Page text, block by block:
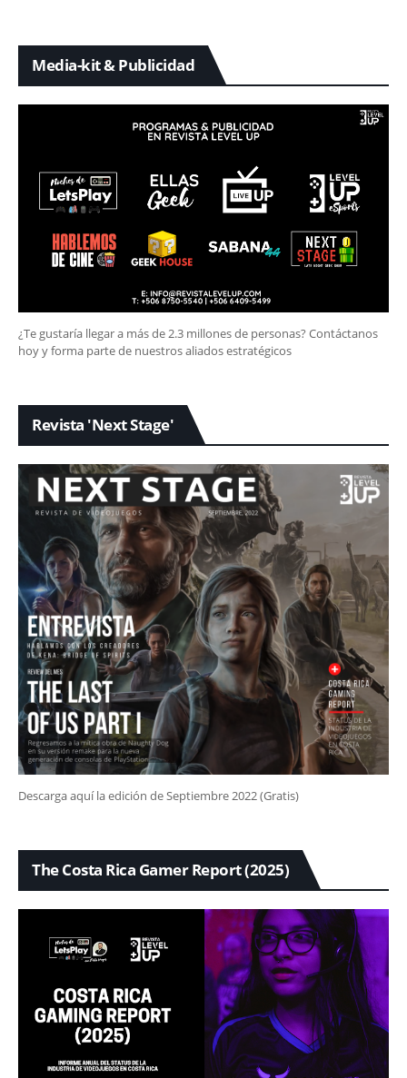
Media-kit & Publicidad
¿Te gustaría llegar a más de 2.3 millones de personas? Contáctanos
hoy y forma parte de nuestros aliados estratégicos
Revista 'Next Stage'
Descarga aquí la edición de Septiembre 2022 (Gratis)
The Costa Rica Gamer Report (2025)